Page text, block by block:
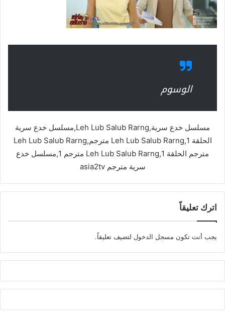
الوسوم
مسلسل خدع سرية,Leh Lub Salub Rarng,مسلسل خدع سرية
الحلقة 1,Leh Lub Salub Rarng مترجم,Leh Lub Salub Rarng
مترجم الحلقة 1,Leh Lub Salub Rarng مترجم 1,مسلسل خدع
سرية مترجم asia2tv
اترك تعليقاً
يجب أنت تكون مسجل الدخول لتضيف تعليقاً.